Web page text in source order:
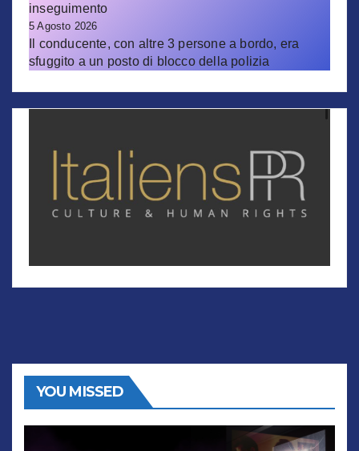
inseguimento
5 Agosto 2026
Il conducente, con altre 3 persone a bordo, era
sfuggito a un posto di blocco della polizia
YOU MISSED